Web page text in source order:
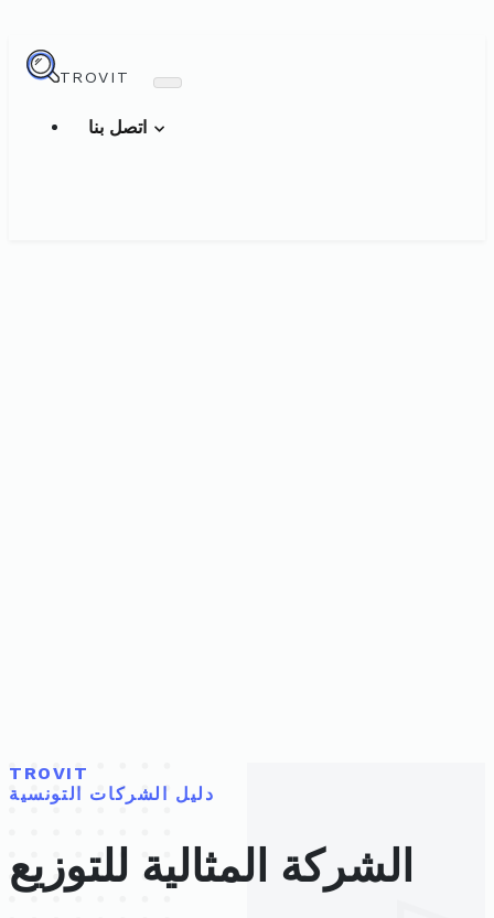
TROVIT
TROVIT
دليل الشركات التونسية
الشركة المثالية للتوزيع